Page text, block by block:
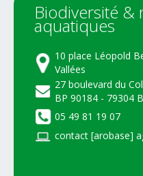
Biodiversité &
aquatiques
10 place Léopold
Vallées
27 boulevard du
BP 90184 - 79304
05 49 81 19 07
contact [arobase]